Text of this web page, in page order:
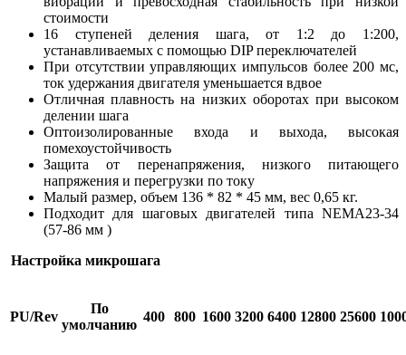
стоимости
16 ступеней деления шага, от 1:2 до 1:200,
устанавливаемых с помощью DIP переключателей
При отсутствии управляющих импульсов более 200 мс,
ток удержания двигателя уменьшается вдвое
Отличная плавность на низких оборотах при высоком
делении шага
Оптоизолированные входа и выхода, высокая
помехоустойчивость
Защита от перенапряжения, низкого питающего
напряжения и перегрузки по току
Малый размер, объем 136 * 82 * 45 мм, вес 0,65 кг.
Подходит для шаговых двигателей типа NEMA23-34
(57-86 мм )
Настройка микрошага
PU/Rev
По
умолчанию
400 800 1600 3200 6400 12800 25600